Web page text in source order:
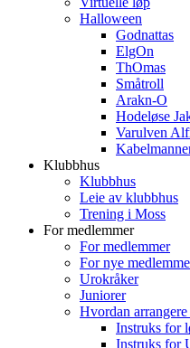
Halloween
Godnattas
ElgOn
ThOmas
Småtroll
Arakn-O
Hodeløse
Varulven
Klubbhus
Klubbhus
Leie av klubbhus
Trening i Moss
For medlemmer
For medlemmer
For nye
Urokråker
Juniorer
Hvordan
Instruks for
Instruks for